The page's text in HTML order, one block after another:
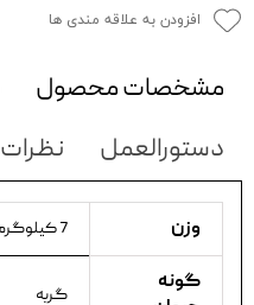
افزودن به علاقه مندی ها
مشخصات محصول
دستورالعمل
نظرات
وزن 7 کیلوگرم
گونه
گربه